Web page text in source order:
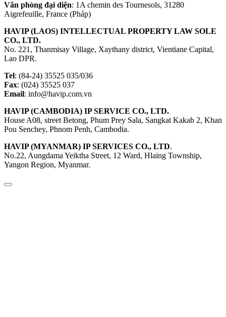
Văn phòng đại diện: 1A chemin des Tournesols, 31280
Aigrefeuille, France (Pháp)
HAVIP (LAOS) INTELLECTUAL PROPERTY LAW SOLE
CO., LTD.
No. 221, Thanmisay Village, Xaythany district, Vientiane Capital,
Lao DPR.
Tel: (84-24) 35525 035/036
Fax: (024) 35525 037
Email: info@havip.com.vn
HAVIP (CAMBODIA) IP SERVICE CO., LTD.
House A08, street Betong, Phum Prey Sala, Sangkat Kakab 2, Khan
Pou Senchey, Phnom Penh, Cambodia.
HAVIP (MYANMAR) IP SERVICES CO., LTD.
No.22, Aungdama Yeiktha Street, 12 Ward, Hlaing Township,
Yangon Region, Myanmar.